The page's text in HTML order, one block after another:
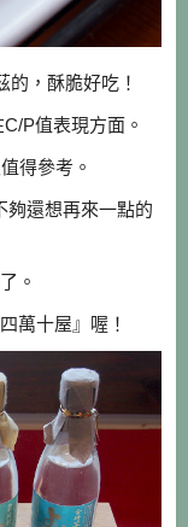
，酥脆好吃！
P值表現方面。
得參考。
夠還想再來一點的
。
萬十屋』喔！